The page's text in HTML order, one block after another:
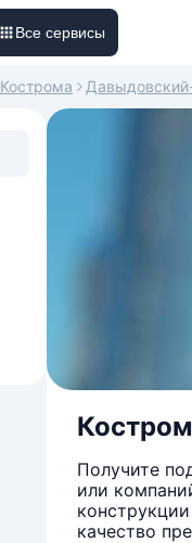
Все сервисы
Кострома
Получите
или
качество